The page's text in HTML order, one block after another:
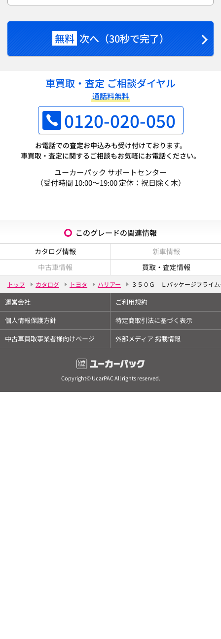
無料 次へ（30秒で完了）
車買取・査定 ご相談ダイヤル
通話料無料
0120-020-050
お電話での査定お申込みも受け付けております。
車買取・査定に関するご相談もお気軽にお電話ください。
ユーカーパック サポートセンター
（受付時間 10:00～19:00 定休：祝日除く木）
このグレードの関連情報
カタログ情報
新車情報
中古車情報
買取・査定情報
トップ カタログ トヨタ ハリアー ３５０Ｇ Ｌパッケージプライ
運営会社
ご利用規約
個人情報保護方針
特定商取引法に基づく表示
中古車買取事業者様向けページ
外部メディア 掲載情報
Copyright© UcarPAC All rights reserved.